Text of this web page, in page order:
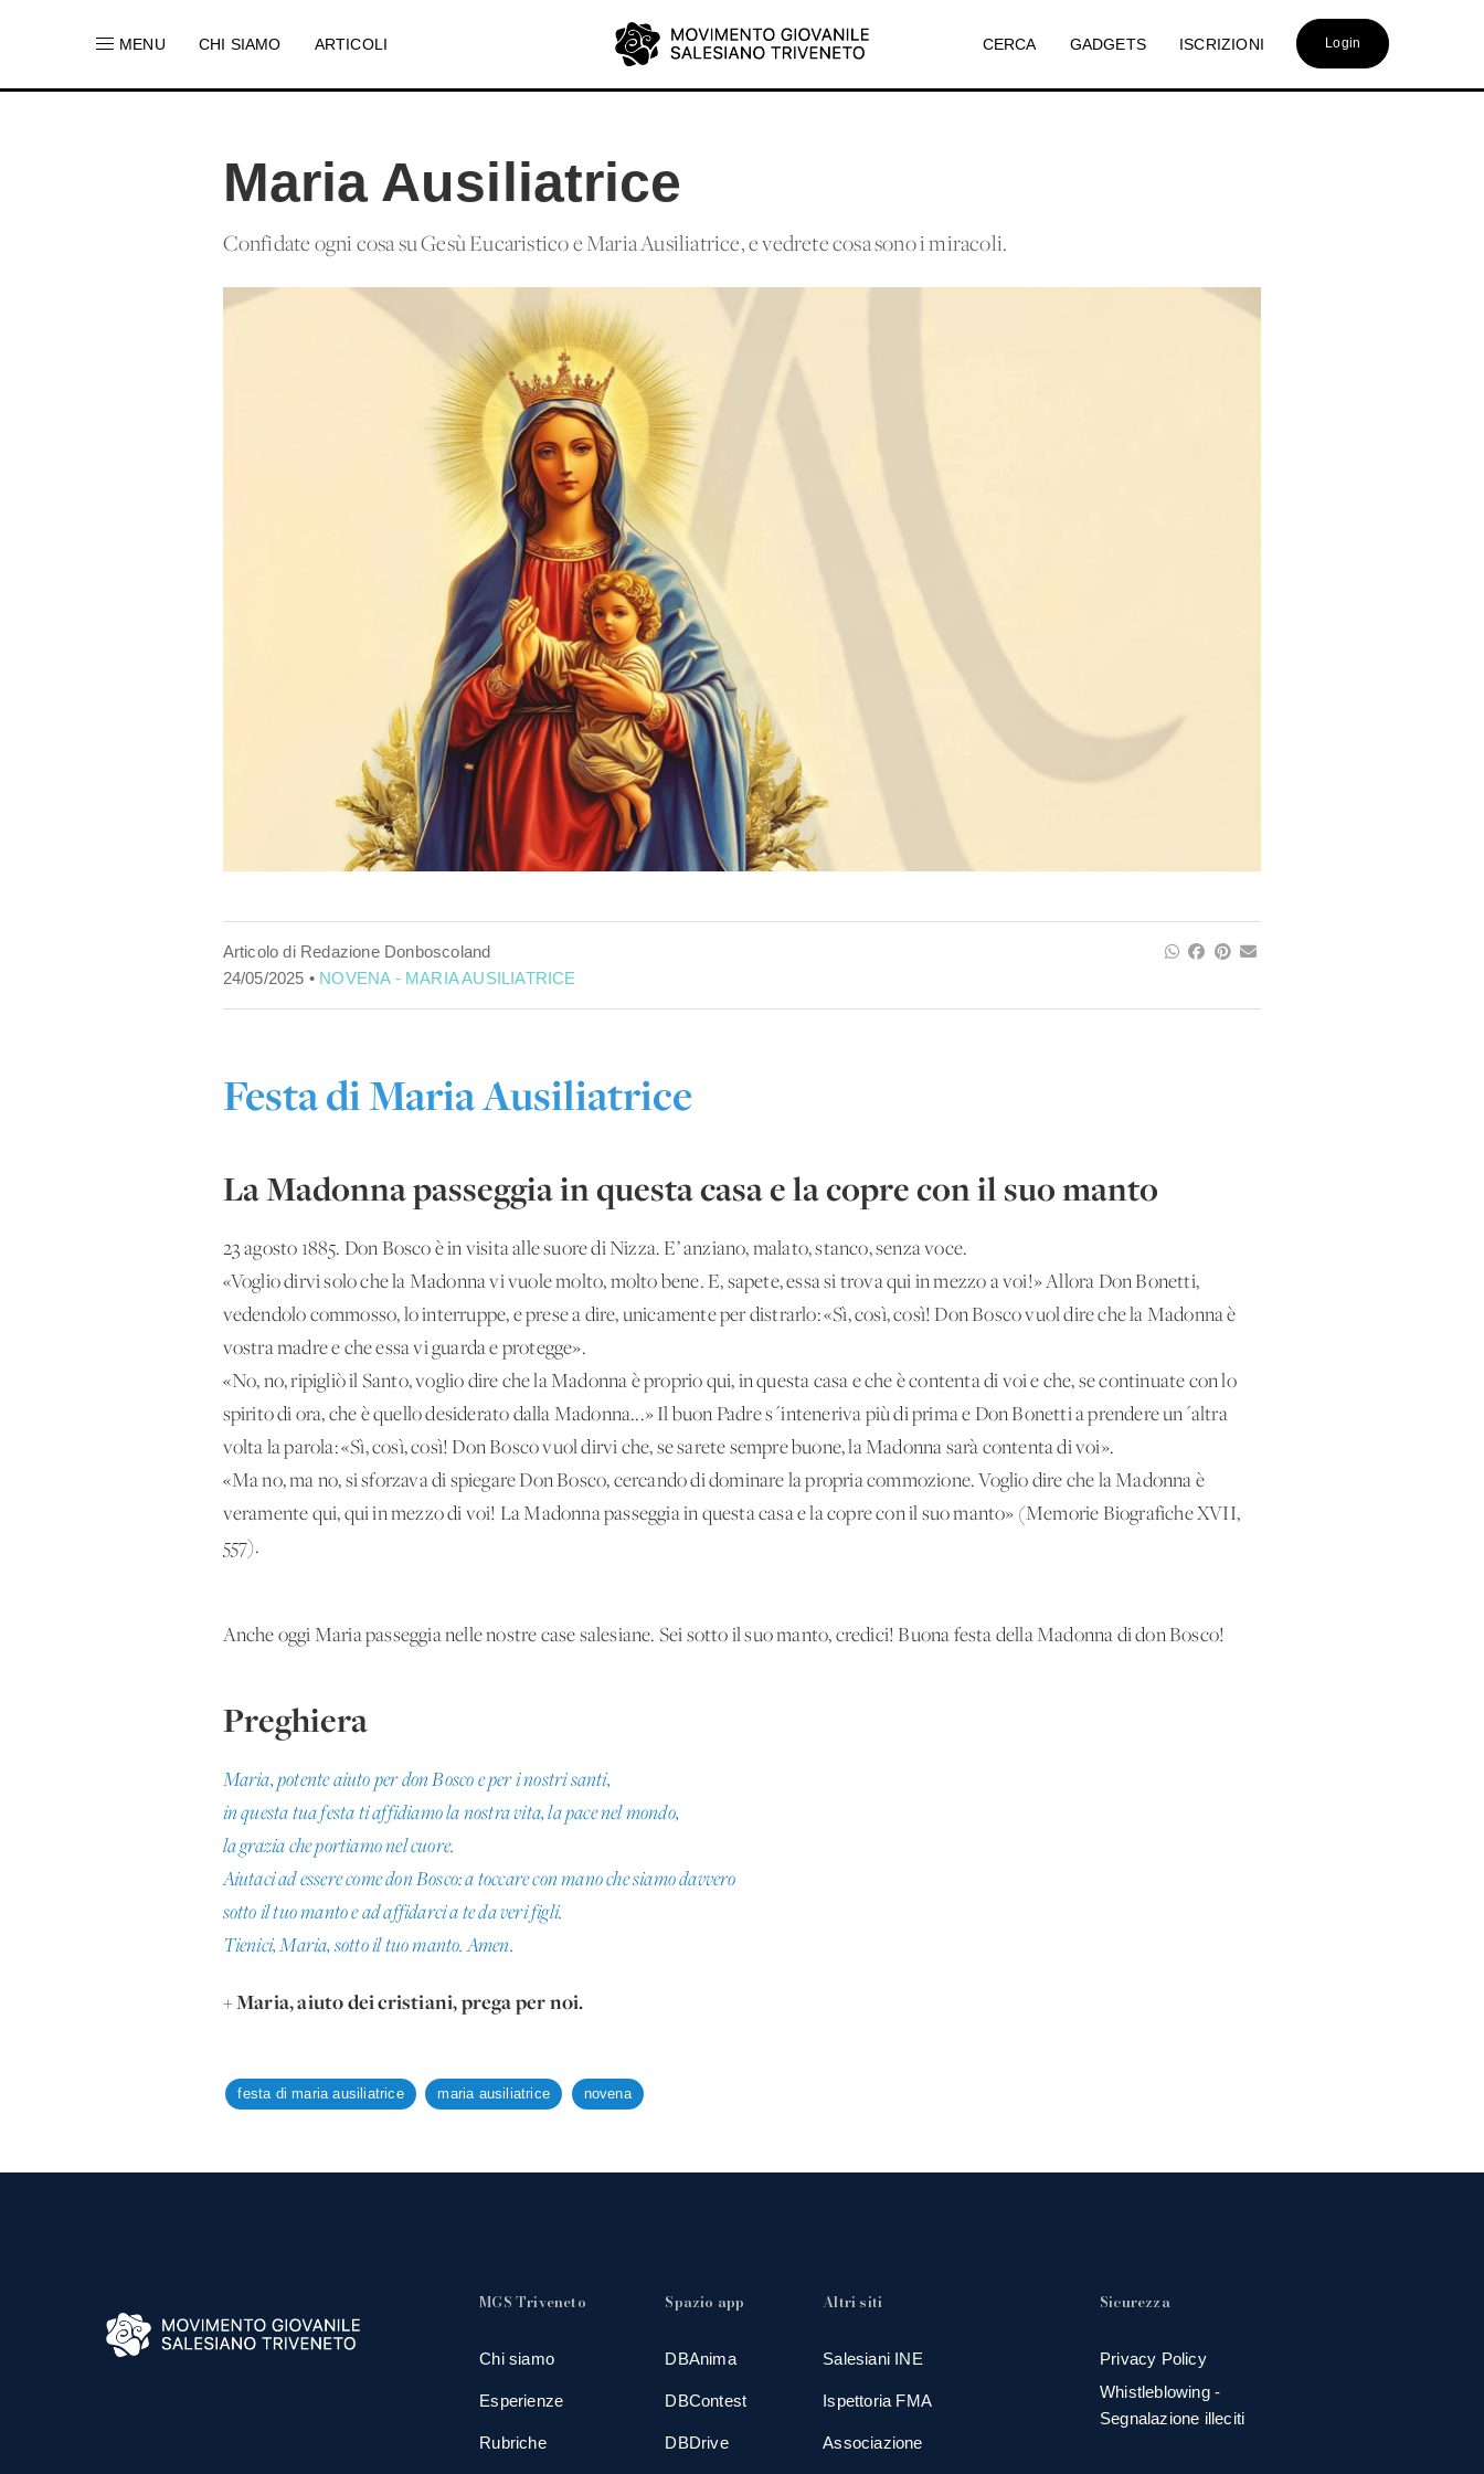
MENU CHI SIAMO ARTICOLI CERCA GADGETS ISCRIZIONI Login
Maria Ausiliatrice
Confidate ogni cosa su Gesù Eucaristico e Maria Ausiliatrice, e vedrete cosa sono i miracoli.
Articolo di Redazione Donboscoland
24/05/2025 • NOVENA - MARIA AUSILIATRICE
Festa di Maria Ausiliatrice
La Madonna passeggia in questa casa e la copre con il suo manto
23 agosto 1885. Don Bosco è in visita alle suore di Nizza. E’ anziano, malato, stanco, senza voce.
«Voglio dirvi solo che la Madonna vi vuole molto, molto bene. E, sapete, essa si trova qui in mezzo a voi!» Allora Don Bonetti,
vedendolo commosso, lo interruppe, e prese a dire, unicamente per distrarlo: «Sì, così, così! Don Bosco vuol dire che la Madonna è
vostra madre e che essa vi guarda e protegge».
«No, no, ripigliò il Santo, voglio dire che la Madonna è proprio qui, in questa casa e che è contenta di voi e che, se continuate con lo
spirito di ora, che è quello desiderato dalla Madonna...» Il buon Padre s´inteneriva più di prima e Don Bonetti a prendere un´altra
volta la parola: «Sì, così, così! Don Bosco vuol dirvi che, se sarete sempre buone, la Madonna sarà contenta di voi».
«Ma no, ma no, si sforzava di spiegare Don Bosco, cercando di dominare la propria commozione. Voglio dire che la Madonna è
veramente qui, qui in mezzo di voi! La Madonna passeggia in questa casa e la copre con il suo manto» (Memorie Biografiche XVII,
557).
Anche oggi Maria passeggia nelle nostre case salesiane. Sei sotto il suo manto, credici! Buona festa della Madonna di don Bosco!
Preghiera
Maria, potente aiuto per don Bosco e per i nostri santi,
in questa tua festa ti affidiamo la nostra vita, la pace nel mondo,
la grazia che portiamo nel cuore.
Aiutaci ad essere come don Bosco: a toccare con mano che siamo davvero
sotto il tuo manto e ad affidarci a te da veri figli.
Tienici, Maria, sotto il tuo manto. Amen.
+ Maria, aiuto dei cristiani, prega per noi.
festa di maria ausiliatrice maria ausiliatrice novena
MGS Triveneto
Chi siamo
Esperienze
Rubriche
Spazio app
DBAnima
DBContest
DBDrive
Altri siti
Salesiani INE
Ispettoria FMA
Associazione
Sicurezza
Privacy Policy
Whistleblowing -
Segnalazione illeciti